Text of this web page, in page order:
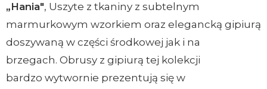
„Hania", Uszyte z tkaniny z subtelnym
marmurkowym wzorkiem oraz elegancką gipiurą
doszywaną w części środkowej jak i na
brzegach. Obrusy z gipiurą tej kolekcji
bardzo wytwornie prezentują się w